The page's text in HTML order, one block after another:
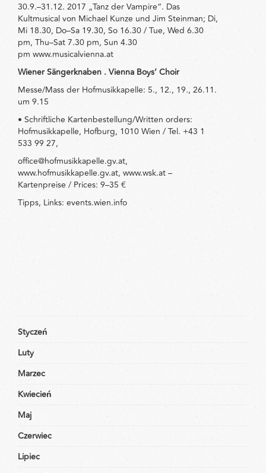
30.9.–31.12. 2017 „Tanz der Vampire“. Das
Kultmusical von Michael Kunze und Jim Steinman; Di,
Mi 18.30, Do–Sa 19.30, So 16.30 / Tue, Wed 6.30
pm, Thu–Sat 7.30 pm, Sun 4.30
pm www.musicalvienna.at
Wiener Sängerknaben . Vienna Boys’ Choir
Messe/Mass der Hofmusikkapelle: 5., 12., 19., 26.11.
um 9.15
• Schriftliche Kartenbestellung/Written orders:
Hofmusikkapelle, Hofburg, 1010 Wien / Tel. +43 1
533 99 27,
office@hofmusikkapelle.gv.at,
www.hofmusikkapelle.gv.at, www.wsk.at –
Kartenpreise / Prices: 9–35 €
Tipps, Links: events.wien.info
Styczeń
Luty
Marzec
Kwiecień
Maj
Czerwiec
Lipiec